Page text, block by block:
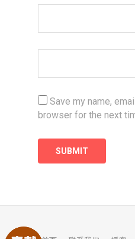
Save my name,
browser for the next